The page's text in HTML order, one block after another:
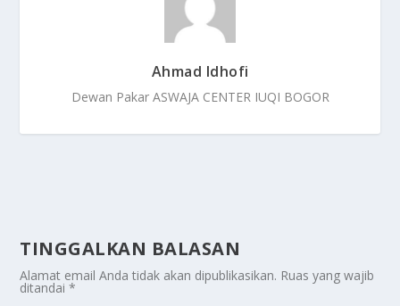
Ahmad Idhofi
Dewan Pakar ASWAJA CENTER IUQI BOGOR
TINGGALKAN BALASAN
Alamat email Anda tidak akan dipublikasikan. Ruas yang wajib
ditandai*